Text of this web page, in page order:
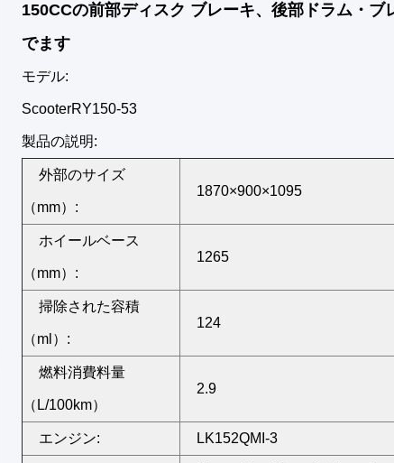
150CCの前部ディスク ブレーキ、後部ドラム・
でます
モデル:
ScooterRY150-53
製品の説明:
外部のサイズ
（mm）:
1870×900×1095
ホイールベース
（mm）:
1265
掃除された容積
（ml）:
124
燃料消費料量
（L/100km）
2.9
エンジン: LK152QMI-3